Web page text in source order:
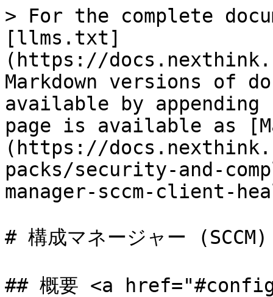
> For the complete
[llms.txt]
(https://
Markdown versions of
available by
page is available as
(https://
packs/security-and-
manager-sccm-client-
# 構成マネージャー
## 概要 <a